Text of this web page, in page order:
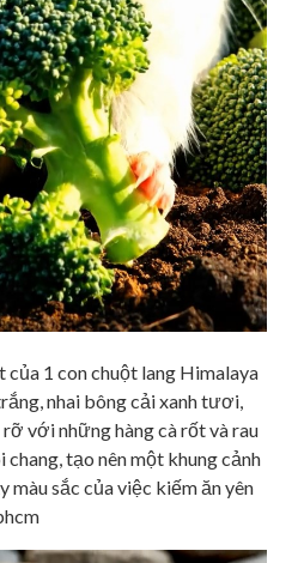
của 1 con chuột lang Himalaya
nhai bông cải xanh tươi,
với những hàng cà rốt và rau
tạo nên một khung cảnh
màu sắc của việc kiếm ăn yên